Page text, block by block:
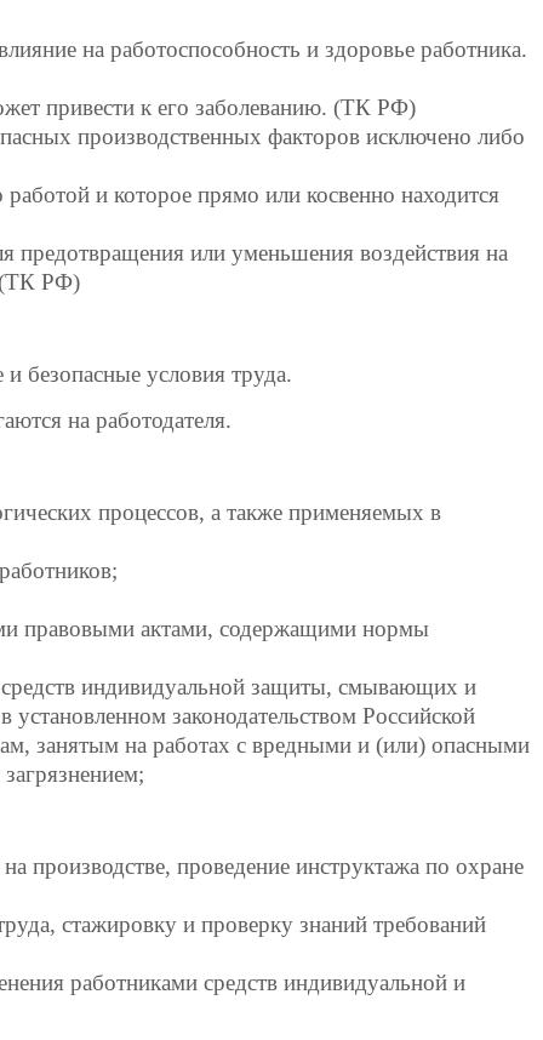
на работоспособность и здоровье работника.
привести к его заболеванию. (ТК РФ)
производственных факторов исключено либо
и которое прямо или косвенно находится
предотвращения или уменьшения воздействия на
(ТК РФ)
безопасные условия труда.
на работодателя.
процессов, а также применяемых в
правовыми актами, содержащими нормы
средств индивидуальной защиты, смывающих и
законодательством Российской
занятым на работах с вредными и (или) опасными
проведение инструктажа по охране
стажировку и проверку знаний требований
работниками средств индивидуальной и